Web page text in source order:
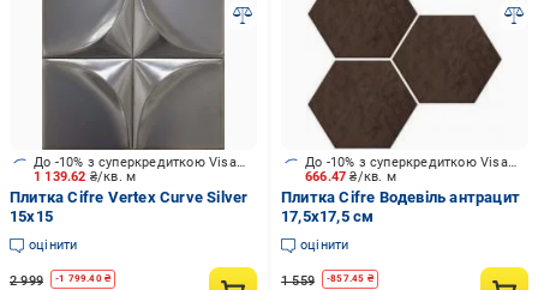
1 139.62 ₴/кв. м
До -10% з суперкредиткою Visa Вигода
Плитка Cifre Vertex Curve Silver
15x15
оцінити
2 999 -1 799.40₴
666.47₴/кв. м
До -10% з суперкредиткою Visa Вигода
Плитка Cifre Водевіль антрацит
17,5x17,5 см
оцінити
1 559 -857.45 ₴